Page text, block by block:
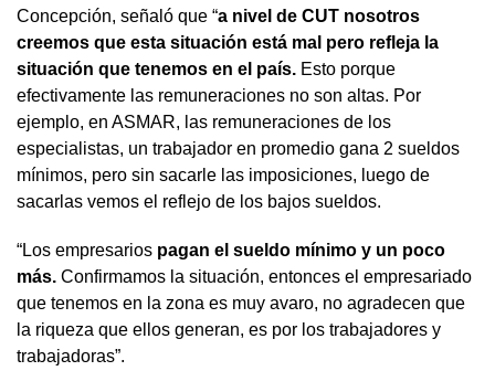
Concepción, señaló que “a nivel de CUT nosotros
creemos que esta situación está mal pero refleja la
situación que tenemos en el país. Esto porque
efectivamente las remuneraciones no son altas. Por
ejemplo, en ASMAR, las remuneraciones de los
especialistas, un trabajador en promedio gana 2 sueldos
mínimos, pero sin sacarle las imposiciones, luego de
sacarlas vemos el reflejo de los bajos sueldos.
“Los empresarios pagan el sueldo mínimo y un poco
más. Confirmamos la situación, entonces el empresariado
que tenemos en la zona es muy avaro, no agradecen que
la riqueza que ellos generan, es por los trabajadores y
trabajadoras”.